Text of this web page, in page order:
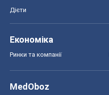
Дієти
Економіка
Ринки та компанії
MedOboz